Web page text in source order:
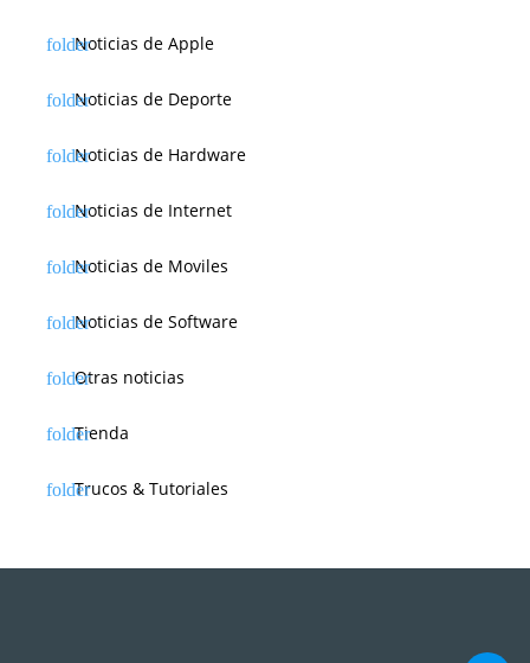
Noticias de Apple
Noticias de Deporte
Noticias de Hardware
Noticias de Internet
Noticias de Moviles
Noticias de Software
Otras noticias
Tienda
Trucos & Tutoriales